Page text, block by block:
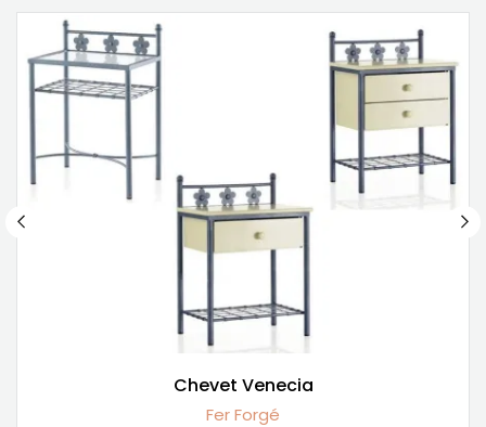
Chevet Venecia
Fer Forgé